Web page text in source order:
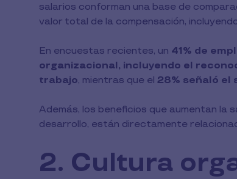
salarios conforman una base de
valor total de la compensación,
En encuestas recientes, un 41% de
organizacional, incluyendo el
trabajo, mientras que el 28% señaló el
Además, los beneficios que aumentan la
desarrollo, están directamente
2. Cultura